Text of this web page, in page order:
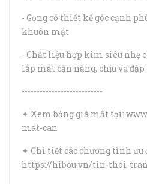
- Gọng có thiết kế góc cạnh
khuôn mặt
- Chất liệu hợp kim siêu nhẹ
lắp mắt cận nặng, chịu va
---------------------------
✦ Xem bảng giá mắt tại:
mat-can
✦ Chi tiết các chương tình ưu
https://hibou.vn/tin-thoi-